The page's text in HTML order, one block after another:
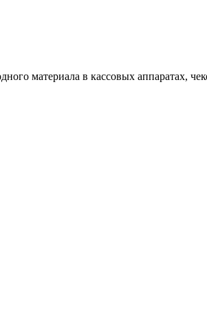
материала в кассовых аппаратах,